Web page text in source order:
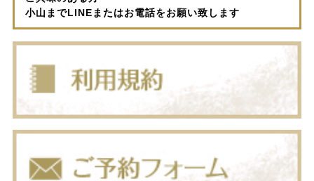
小山までLINEまたはお電話をお願い致します